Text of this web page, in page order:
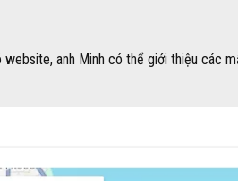
anh Minh có thể giới thiệu các